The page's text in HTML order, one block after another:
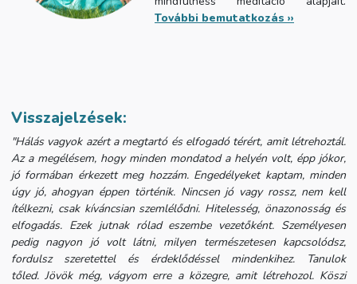
További bemutatkozás ››
Visszajelzések:
"Hálás vagyok azért a megtartó és elfogadó térért, amit létrehoztál.
Az a megélésem, hogy minden mondatod a helyén volt, épp jókor,
jó formában érkezett meg hozzám. Engedélyeket kaptam, minden
úgy jó, ahogyan éppen történik. Nincsen jó vagy rossz, nem kell
ítélkezni, csak kíváncsian szemlélődni. Hitelesség, önazonosság és
elfogadás. Ezek jutnak rólad eszembe vezetőként. Személyesen
pedig nagyon jó volt látni, milyen természetesen kapcsolódsz,
fordulsz szeretettel és érdeklődéssel mindenkihez. Tanulok
tőled.Jövök még, vágyom erre a közegre, amit létrehozol. Köszi